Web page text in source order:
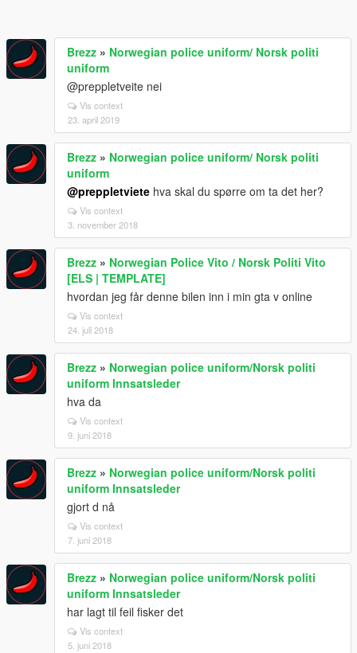
Brezz » Norwegian police uniform/ Norsk politi
uniform
@preppletveite nei
Vis context
23. april 2019
Brezz » Norwegian police uniform/ Norsk politi
uniform
@preppletviete hva skal du spørre om ta det her?
Vis context
3. november 2018
Brezz » Norwegian Police Vito / Norsk Politi Vito
[ELS | TEMPLATE]
hvordan jeg får denne bilen inn i min gta v online
Vis context
24. juli 2018
Brezz » Norwegian police uniform/Norsk politi
uniform Innsatsleder
hva da
Vis context
9. juni 2018
Brezz » Norwegian police uniform/Norsk politi
uniform Innsatsleder
gjort d nå
Vis context
7. juni 2018
Brezz » Norwegian police uniform/Norsk politi
uniform Innsatsleder
har lagt til feil fisker det
Vis context
5. juni 2018